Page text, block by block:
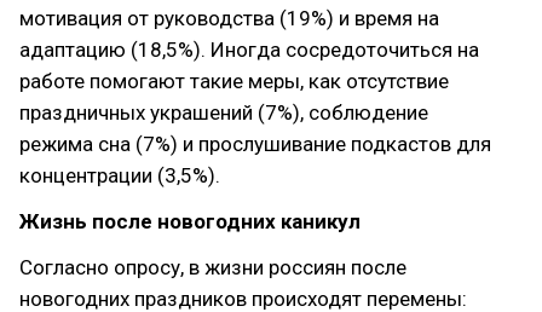
мотивация от руководства (19%) и время на
адаптацию (18,5%). Иногда сосредоточиться на
работе помогают такие меры, как отсутствие
праздничных украшений (7%), соблюдение
режима сна (7%) и прослушивание подкастов для
концентрации (3,5%).
Жизнь после новогодних каникул
Согласно опросу, в жизни россиян после
новогодних праздников происходят перемены: